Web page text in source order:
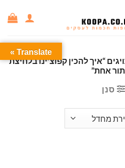
“איך להכין קפוצ'ינו בלחיצת
אחת”
סנן
Translate »